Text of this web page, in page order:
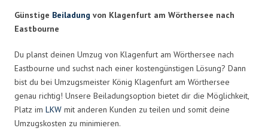
Günstige Beiladung von Klagenfurt am Wörthersee nach
Eastbourne
Du planst deinen Umzug von Klagenfurt am Wörthersee nach
Eastbourne und suchst nach einer kostengünstigen Lösung? Dann
bist du bei Umzugsmeister König Klagenfurt am Wörthersee
genau richtig! Unsere Beiladungsoption bietet dir die Möglichkeit,
Platz im LKW mit anderen Kunden zu teilen und somit deine
Umzugskosten zu minimieren.